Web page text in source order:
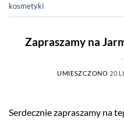
kosmetyki
Zapraszamy na
UMIESZCZONO 20
Serdecznie zapraszamy na